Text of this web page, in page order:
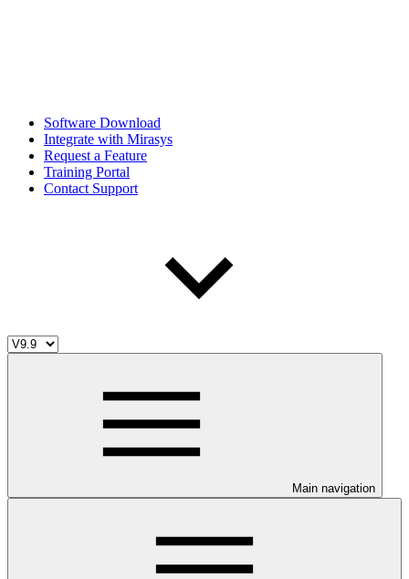
Software Download
Integrate with Mirasys
Request a Feature
Training Portal
Contact Support
Main navigation